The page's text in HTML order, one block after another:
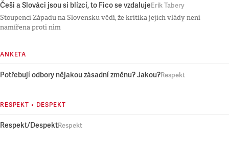
Češi a Slováci jsou si blízcí, to Fico se vzdalujeErik Tabery
Stoupenci Západu na Slovensku vědí, že kritika jejich vlády není
namířena proti nim
ANKETA
Potřebují odbory nějakou zásadní změnu? Jakou?Respekt
RESPEKT • DESPEKT
Respekt/DespektRespekt